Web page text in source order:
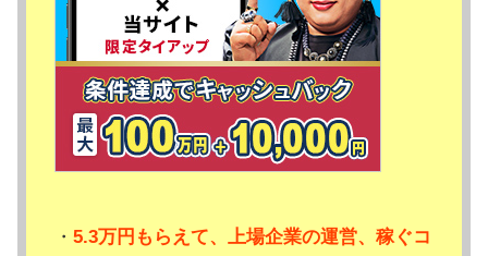
・ 5.3万円もらえて、上場企業の運営、稼ぐコ